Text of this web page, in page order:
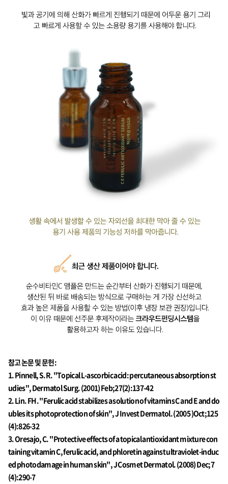
참고 논문 및 문헌:
1. Pinnell, S.R. "Topical L-ascorbic acid: percutaneous absorption st
udies", Dermatol Surg. (2001) Feb;27(2):137-42
2. Lin. FH. "Ferulic acid stabilizes a solution of vitamins C and E and do
ubles its photoprotection of skin", J Invest Dermatol. (2005 )Oct;125
(4):826-32
3. Oresajo, C. "Protective effects of a topical antioxidant mixture con
taining vitamin C, ferulic acid, and phloretin against ultraviolet-induc
ed photodamage in human skin", J Cosmet Dermatol. (2008) Dec;7
(4):290-7